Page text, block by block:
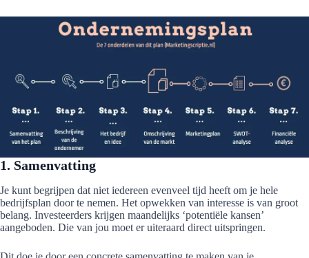
1. Samenvatting
Je kunt begrijpen dat niet iedereen evenveel tijd heeft om je hele
bedrijfsplan door te nemen. Het opwekken van interesse is van groot
belang. Investeerders krijgen maandelijks ‘potentiële kansen’
aangeboden. Die van jou moet er uiteraard direct uitspringen.